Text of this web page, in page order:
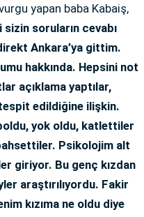
yapan baba Kabaiş,
sizin soruların cevabı
Ankara’ya gittim.
hakkında. Hepsini not
açıklama yaptılar,
edildiğine ilişkin.
yok oldu, katlettiler
Psikolojim alt
giriyor. Bu genç kızdan
araştırılıyordu. Fakir
kızıma ne oldu diye